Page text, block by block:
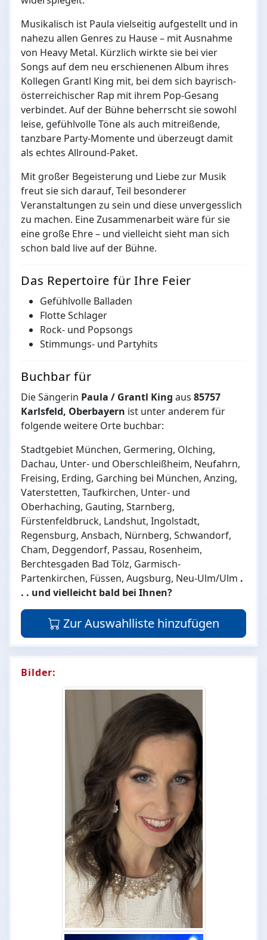
Musikalisch ist Paula vielseitig aufgestellt und in
nahezu allen Genres zu Hause – mit Ausnahme
von Heavy Metal. Kürzlich wirkte sie bei vier
Songs auf dem neu erschienenen Album ihres
Kollegen Grantl King mit, bei dem sich bayrisch-
österreichischer Rap mit ihrem Pop-Gesang
verbindet. Auf der Bühne beherrscht sie sowohl
leise, gefühlvolle Töne als auch mitreißende,
tanzbare Party-Momente und überzeugt damit
als echtes Allround-Paket.
Mit großer Begeisterung und Liebe zur Musik
freut sie sich darauf, Teil besonderer
Veranstaltungen zu sein und diese unvergesslich
zu machen. Eine Zusammenarbeit wäre für sie
eine große Ehre – und vielleicht sieht man sich
schon bald live auf der Bühne.
Das Repertoire für Ihre Feier
Gefühlvolle Balladen
Flotte Schlager
Rock- und Popsongs
Stimmungs- und Partyhits
Buchbar für
Die Sängerin Paula / Grantl King aus 85757
Karlsfeld, Oberbayern ist unter anderem für
folgende weitere Orte buchbar:
Stadtgebiet München, Germering, Olching,
Dachau, Unter- und Oberschleißheim, Neufahrn,
Freising, Erding, Garching bei München, Anzing,
Vaterstetten, Taufkirchen, Unter- und
Oberhaching, Gauting, Starnberg,
Fürstenfeldbruck, Landshut, Ingolstadt,
Regensburg, Ansbach, Nürnberg, Schwandorf,
Cham, Deggendorf, Passau, Rosenheim,
Berchtesgaden Bad Tölz, Garmisch-
Partenkirchen, Füssen, Augsburg, Neu-Ulm/Ulm .
. . und vielleicht bald bei Ihnen?
Zur Auswahlliste hinzufügen
Bilder: